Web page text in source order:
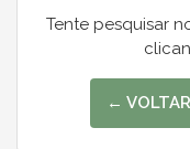
Tente pesquisar
←